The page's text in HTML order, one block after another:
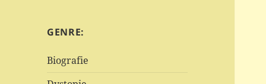
GENRE:
Biografie